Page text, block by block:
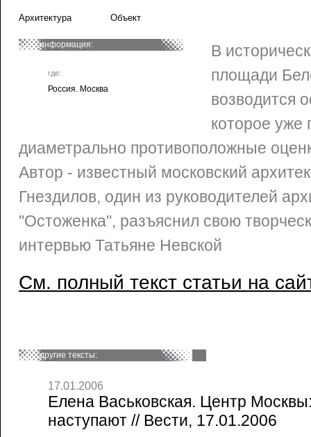
Архитектура Объект
информация:
где:
Россия. Москва
В
площади
возводится
которое уже
диаметрально противоположные
Автор - известный московский
Гнездилов, один из руководителей
"Остоженка", разъяснил свою
интервью Татьяне Невской
См. полный текст статьи на
другие тексты:
17.01.2006
Елена Васьковская. Центр
наступают // Вести, 17.01.2006